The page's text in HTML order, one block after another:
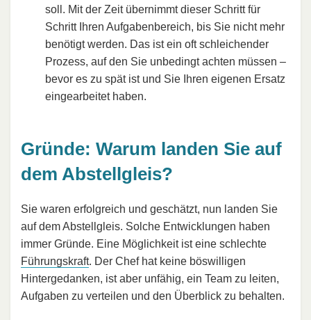
soll. Mit der Zeit übernimmt dieser Schritt für
Schritt Ihren Aufgabenbereich, bis Sie nicht mehr
benötigt werden. Das ist ein oft schleichender
Prozess, auf den Sie unbedingt achten müssen –
bevor es zu spät ist und Sie Ihren eigenen Ersatz
eingearbeitet haben.
Gründe: Warum landen Sie auf
dem Abstellgleis?
Sie waren erfolgreich und geschätzt, nun landen Sie
auf dem Abstellgleis. Solche Entwicklungen haben
immer Gründe. Eine Möglichkeit ist eine schlechte
Führungskraft. Der Chef hat keine böswilligen
Hintergedanken, ist aber unfähig, ein Team zu leiten,
Aufgaben zu verteilen und den Überblick zu behalten.